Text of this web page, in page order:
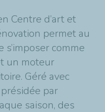
Centre d’art et
permet au
comme
un moteur
Géré avec
par
saison, des